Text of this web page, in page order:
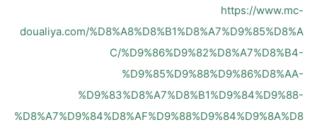
https://www.mc-
doualiya.com/%D8%A8%D8%B1%D8%A7%D9%85%D8%A
C/%D9%86%D9%82%D8%A7%D8%B4-
%D9%85%D9%88%D9%86%D8%AA-
%D9%83%D8%A7%D8%B1%D9%84%D9%88-
%D8%A7%D9%84%D8%AF%D9%88%D9%84%D9%8A%D8